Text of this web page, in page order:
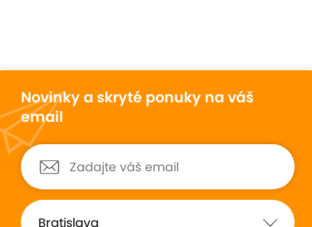
Novinky a skryté ponuky na váš
email